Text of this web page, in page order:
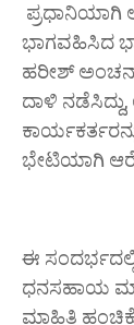
ಪ್ರಧಾನಿಯಾಗಿ
ಭಾಗವಹಿಸಿದ
ಹರೀಶ್
ದಾಳಿ
ಭೇಟಿಯಾಗಿ
ಈ
ಧನಸಹಾಯ
ಮಾಹಿತಿ